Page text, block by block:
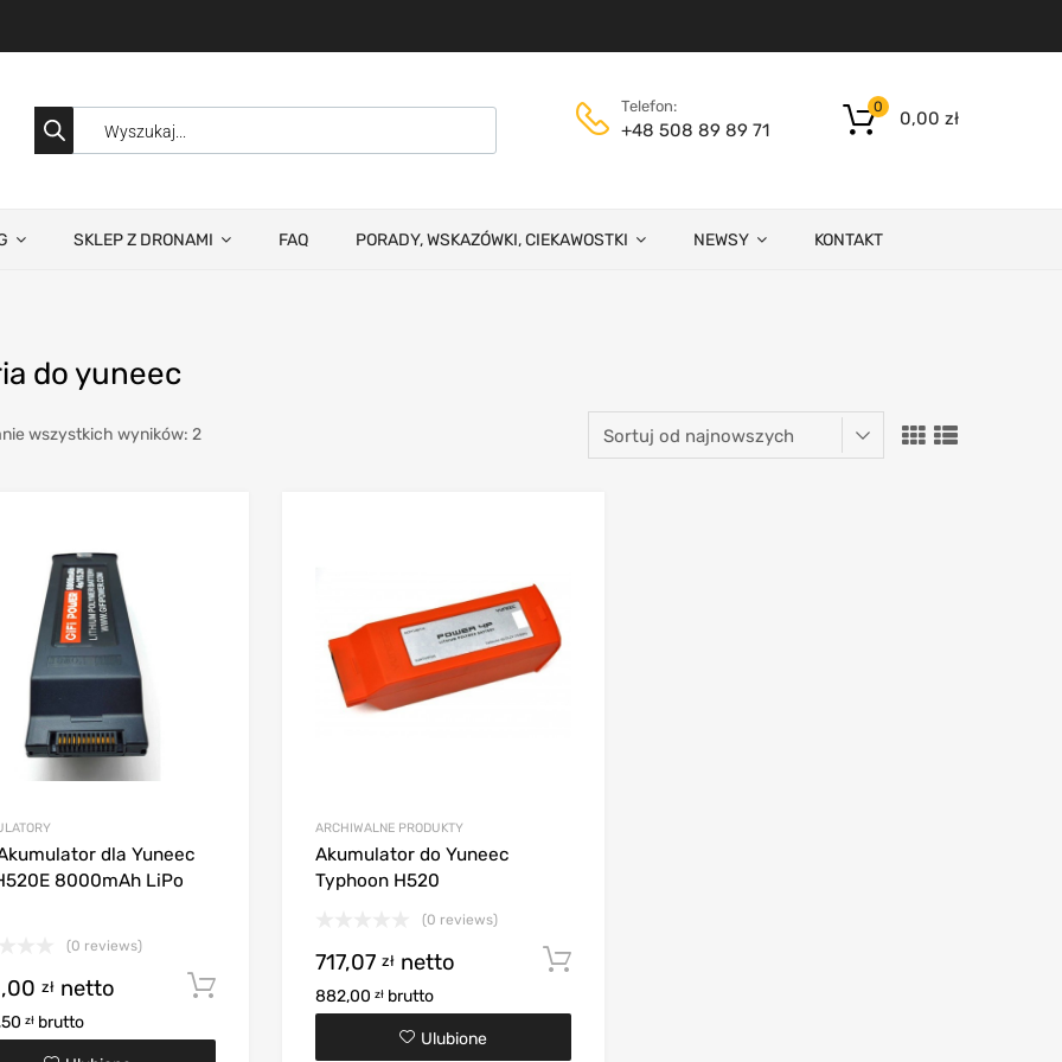
Telefon:
+48 508 89 89 71
0,00 zł
0
SKLEP Z DRONAMI FAQ PORADY, WSKAZÓWKI, CIEKAWOSTKI NEWSY KONTAKT
do yuneec
wszystkich wyników: 2
dla Yuneec
8000mAh LiPo
(0 reviews)
zł netto
zł brutto
Dodaj do koszyka
ARCHIWALNE PRODUKTY
Akumulator do Yuneec
Typhoon H520
(0 reviews)
717,07 zł netto
882,00 zł brutto
Ulubione